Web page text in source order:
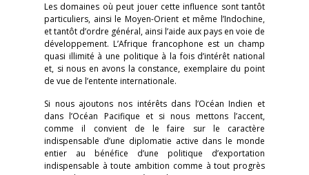
Les domaines où peut jouer cette influence sont tantôt
particuliers, ainsi le Moyen-Orient et même l’Indochine,
et tantôt d’ordre général, ainsi l’aide aux pays en voie de
développement. L’Afrique francophone est un champ
quasi illimité à une politique à la fois d’intérêt national
et, si nous en avons la constance, exemplaire du point
de vue de l’entente internationale.
Si nous ajoutons nos intérêts dans l’Océan Indien et
dans l’Océan Pacifique et si nous mettons l’accent,
comme il convient de le faire sur le caractère
indispensable d’une diplomatie active dans le monde
entier au bénéfice d’une politique d’exportation
indispensable à toute ambition comme à tout progrès